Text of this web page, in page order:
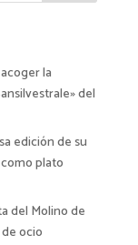
la
del
edición de su
plato
del Molino de
ocio